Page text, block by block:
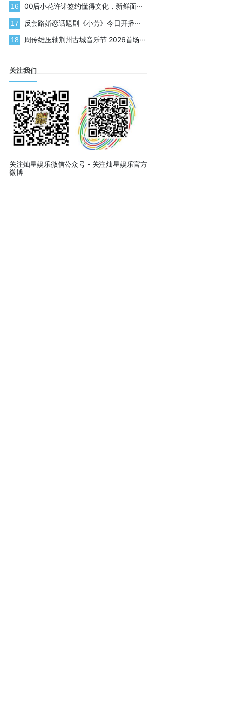
16 00后小花许诺签约懂得文化，新鲜面···
17 反套路婚恋话题剧《小芳》今日开播···
18 周传雄压轴荆州古城音乐节 2026首场···
关注我们
关注灿星娱乐微信公众号 - 关注灿星娱乐官方
微博